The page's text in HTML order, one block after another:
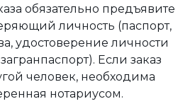
обязательно предъявите
личность (паспорт,
удостоверение личности
Если заказ
человек, необходима
нотариусом.